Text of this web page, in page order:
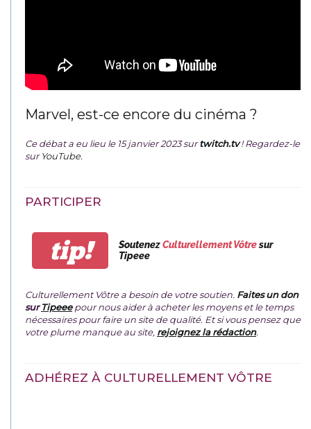
Marvel, est-ce encore du cinéma ?
Ce débat a eu lieu le 15 janvier 2023 surtwitch.tv ! Regardez-le
surYouTube.
PARTICIPER
tip! SoutenezCulturellement Vôtresur
Tipeee
Culturellement Vôtre a besoin de votre soutien. Faites un don
surTipeeepour nous aider à acheter les moyens et le temps
nécessaires pour faire un site de qualité. Et si vous pensez que
votre plume manque au site, rejoignez la rédaction.
ADHÉREZ À CULTURELLEMENT VÔTRE